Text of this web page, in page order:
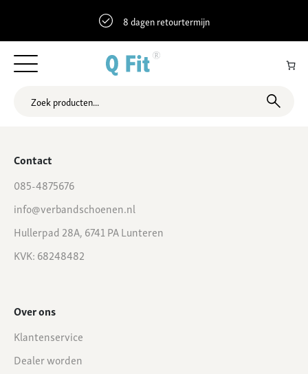
8 dagen retourtermijn
52.2897339 4.8426859 Bovenkerkerweg 43, Amstelveen,
Nederland
Contact
085-4875676
info@verbandschoenen.nl
Hullerpad 28A, 6741 PA Lunteren
KVK: 68248482
Over ons
Klantenservice
Dealer worden